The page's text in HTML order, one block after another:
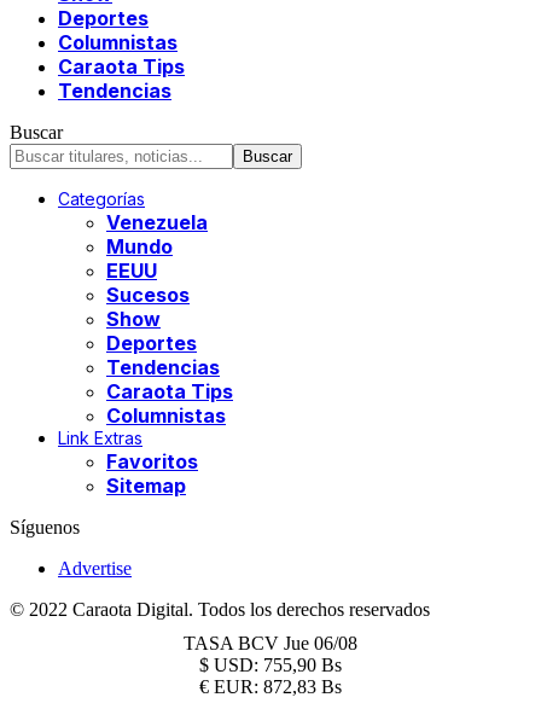
Deportes
Columnistas
Caraota Tips
Tendencias
Buscar
Categorías
Venezuela
Mundo
EEUU
Sucesos
Show
Deportes
Tendencias
Caraota Tips
Columnistas
Link Extras
Favoritos
Sitemap
Síguenos
Advertise
© 2022 Caraota Digital. Todos los derechos reservados
TASA BCV Jue 06/08
$ USD: 755,90 Bs
€ EUR: 872,83 Bs